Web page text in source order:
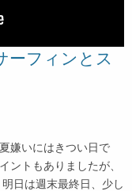
ーフィンとス
嫌いにはきつい日で
ントもありましたが、
日は週末最終日、少し